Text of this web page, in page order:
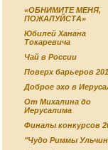
«ОБНИМИТЕ МЕНЯ,
ПОЖАЛУЙСТА»
Юбилей Ханана
Токаревича
Чай в России
Поверх барьеров
Доброе эхо в
От Михалина до
Иерусалима
Финалы конкурсов
"Чудо Риммы